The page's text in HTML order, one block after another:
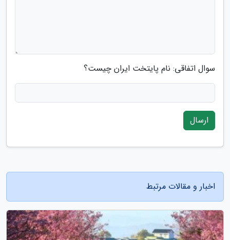
سوال اتفاقی: نام پایتخت ایران چیست؟
ارسال
اخبار و مقالات مرتبط